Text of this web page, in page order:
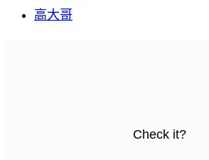
高大哥
Check it?